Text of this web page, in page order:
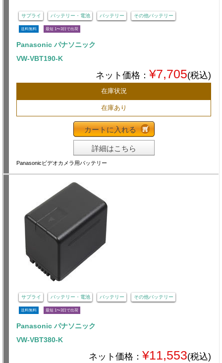
サプライ バッテリー・電池 バッテリー その他バッテリー
送料無料 最短 1〜3日で出荷
Panasonic パナソニック
VW-VBT190-K
ネット価格： ¥7,705(税込)
在庫状況
在庫あり
カートに入れる
詳細はこちら
Panasonicビデオカメラ用バッテリー
サプライ バッテリー・電池 バッテリー その他バッテリー
送料無料 最短 1〜3日で出荷
Panasonic パナソニック
VW-VBT380-K
ネット価格： ¥11,553(税込)